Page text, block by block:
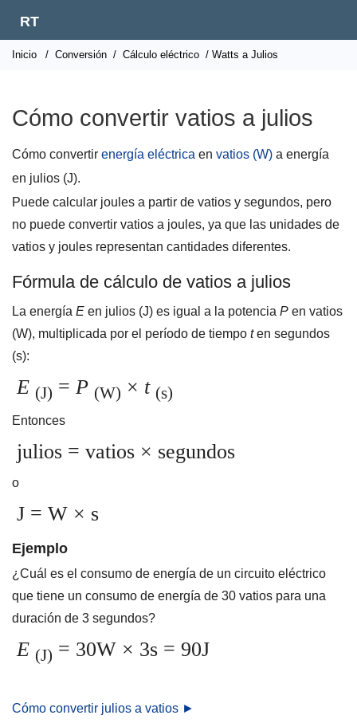
RT
Inicio / Conversión / Cálculo eléctrico / Watts a Julios
Cómo convertir vatios a julios
Cómo convertir energía eléctrica en vatios (W) a energía
en julios (J).
Puede calcular joules a partir de vatios y segundos, pero
no puede convertir vatios a joules, ya que las unidades de
vatios y joules representan cantidades diferentes.
Fórmula de cálculo de vatios a julios
La energía E en julios (J) es igual a la potencia P en vatios
(W), multiplicada por el período de tiempo ten segundos
(s):
E (J) = P (W) × t (s)
Entonces
julios = vatios × segundos
o
J = W × s
Ejemplo
¿Cuál es el consumo de energía de un circuito eléctrico
que tiene un consumo de energía de 30 vatios para una
duración de 3 segundos?
E (J) = 30W × 3s = 90J
Cómo convertir julios a vatios ►